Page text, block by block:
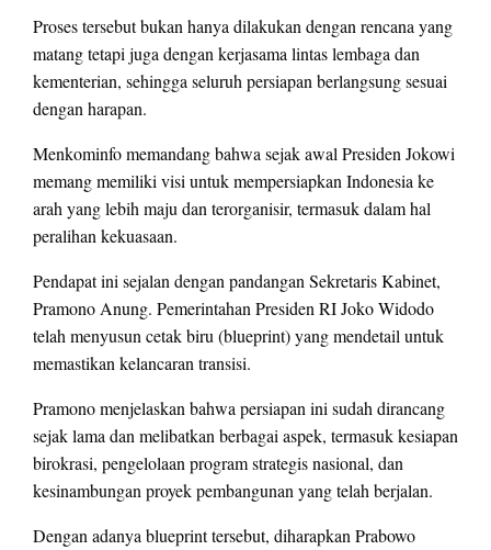
Proses tersebut bukan hanya dilakukan dengan rencana yang
matang tetapi juga dengan kerjasama lintas lembaga dan
kementerian, sehingga seluruh persiapan berlangsung sesuai
dengan harapan.
Menkominfo memandang bahwa sejak awal Presiden Jokowi
memang memiliki visi untuk mempersiapkan Indonesia ke
arah yang lebih maju dan terorganisir, termasuk dalam hal
peralihan kekuasaan.
Pendapat ini sejalan dengan pandangan Sekretaris Kabinet,
Pramono Anung. Pemerintahan Presiden RI Joko Widodo
telah menyusun cetak biru (blueprint) yang mendetail untuk
memastikan kelancaran transisi.
Pramono menjelaskan bahwa persiapan ini sudah dirancang
sejak lama dan melibatkan berbagai aspek, termasuk kesiapan
birokrasi, pengelolaan program strategis nasional, dan
kesinambungan proyek pembangunan yang telah berjalan.
Dengan adanya blueprint tersebut, diharapkan Prabowo